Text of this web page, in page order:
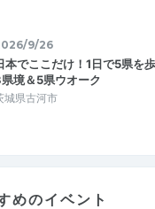
9/26
本でここだけ！1日で5県
境＆5県ウオーク
城県古河市
めのイベント